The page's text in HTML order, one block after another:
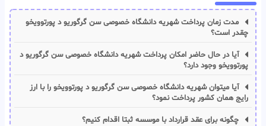
مدت زمان پرداخت شهریه دانشگاه خصوصی سن گرگوریو د پورتوویخو
چقدر است؟
آیا در حال حاضر امکان پرداخت شهریه دانشگاه خصوصی سن گرگوریو د
پورتوویخو وجود دارد؟
آیا میتوان شهریه دانشگاه خصوصی سن گرگوریو د پورتوویخو را با ارز
رایج همان کشور پرداخت نمود؟
چگونه برای عقد قرارداد با موسسه ثبتا اقدام کنیم؟